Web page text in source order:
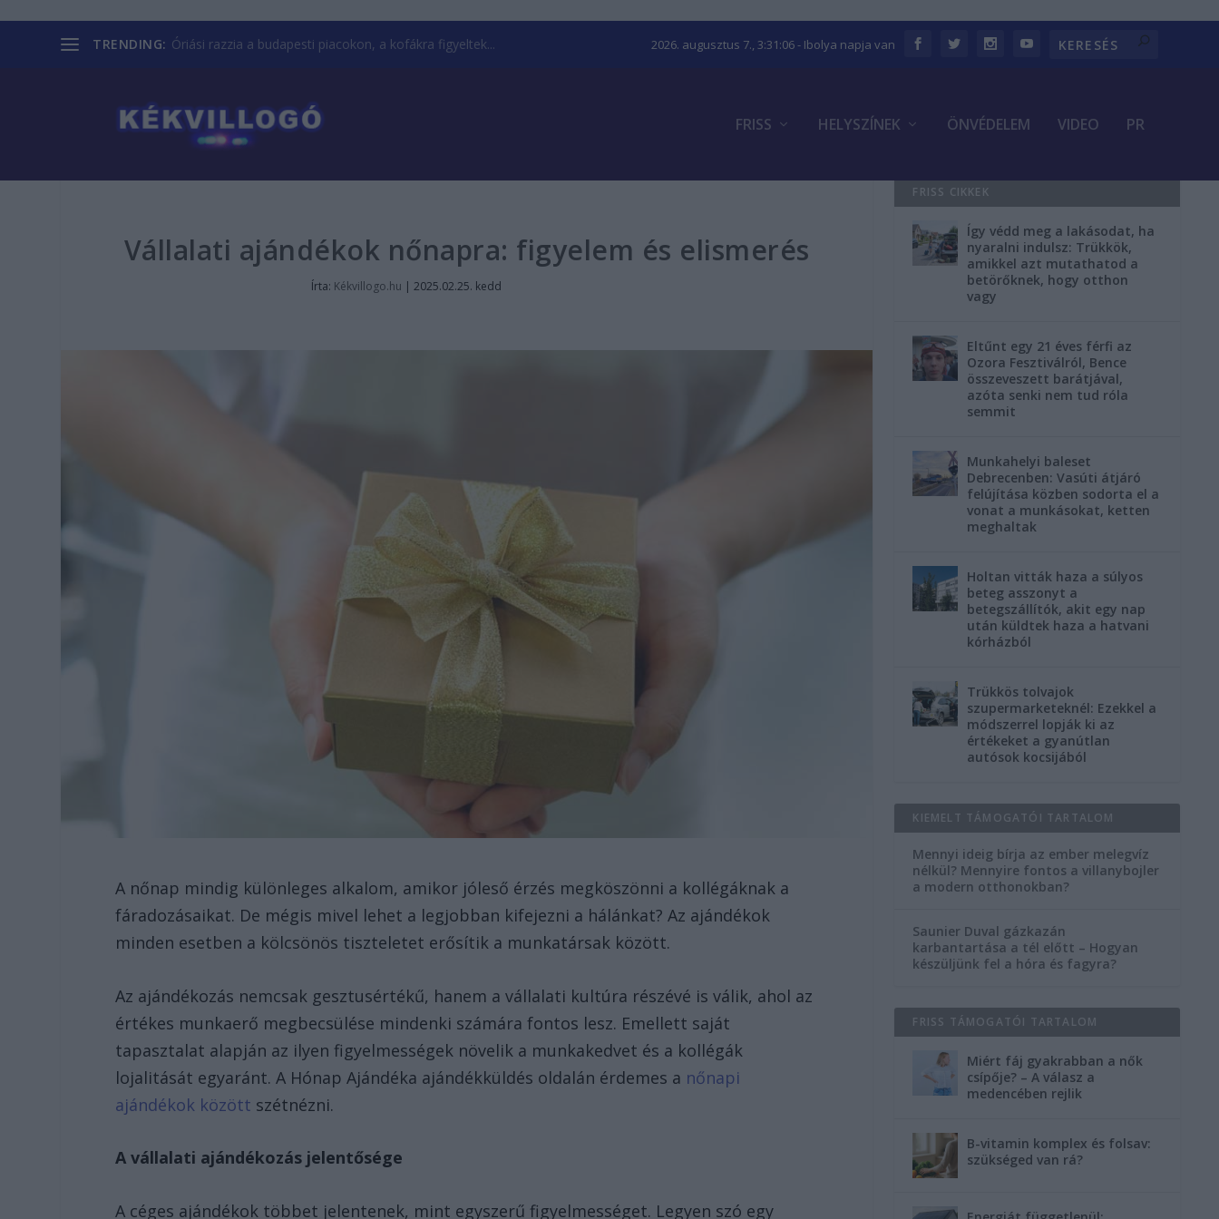
TRENDING: Óriási razzia a budapesti piacokon, a kofákra figyeltek... 2026. augusztus 7., 3:31:07- Ibolya napja van
FRISS HELYSZÍNEK ÖNVÉDELEM VIDEO PR
Vállalati ajándékok nőnapra: figyelem és elismerés
Írta: Kékvillogo.hu |2025.02.25. kedd
A nőnap mindig különleges alkalom, amikor jóleső érzés megköszönni a kollégáknak a
fáradozásaikat. De mégis mivel lehet a legjobban kifejezni a hálánkat? Az ajándékok
minden esetben a kölcsönös tiszteletet erősítik a munkatársak között.
Az ajándékozás nemcsak gesztusértékű, hanem a vállalati kultúra részévé is válik, ahol az
értékes munkaerő megbecsülése mindenki számára fontos lesz. Emellett saját
tapasztalat alapján az ilyen figyelmességek növelik a munkakedvet és a kollégák
lojalitását egyaránt. A Hónap Ajándéka ajándékküldés oldalán érdemes a nőnapi
ajándékok között szétnézni.
A vállalati ajándékozás jelentősége
A céges ajándékok többet jelentenek, mint egyszerű figyelmességet. Legyen szó egy
FRISS CIKKEK
Így védd meg a lakásodat, ha
nyaralni indulsz: Trükkök,
amikkel azt mutathatod a
betörőknek, hogy otthon
vagy
Eltűnt egy 21 éves férfi az
Ozora Fesztiválról, Bence
összeveszett barátjával,
azóta senki nem tud róla
semmit
Munkahelyi baleset
Debrecenben: Vasúti átjáró
felújítása közben sodorta el a
vonat a munkásokat, ketten
meghaltak
Holtan vitták haza a súlyos
beteg asszonyt a
betegszállítók, akit egy nap
után küldtek haza a hatvani
kórházból
Trükkös tolvajok
szupermarketeknél: Ezekkel a
módszerrel lopják ki az
értékeket a gyanútlan
autósok kocsijából
KIEMELT TÁMOGATÓI TARTALOM
Mennyi ideig bírja az ember melegvíz
nélkül? Mennyire fontos a villanybojler
a modern otthonokban?
Saunier Duval gázkazán
karbantartása a tél előtt – Hogyan
készüljünk fel a hóra és fagyra?
FRISS TÁMOGATÓI TARTALOM
Miért fáj gyakrabban a nők
csípője? – A válasz a
medencében rejlik
B-vitamin komplex és folsav:
szükséged van rá?